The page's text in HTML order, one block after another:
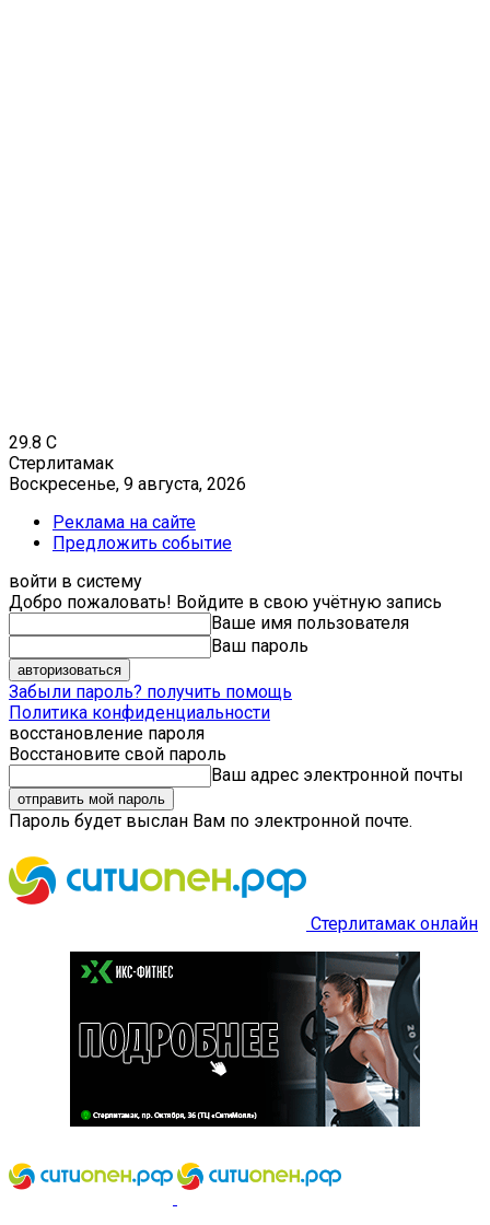
29.8 C
Стерлитамак
Воскресенье, 9 августа, 2026
Реклама на сайте
Предложить событие
войти в систему
Добро пожаловать! Войдите в свою учётную запись
Ваше имя пользователя
Ваш пароль
Забыли пароль? получить помощь
Политика конфиденциальности
восстановление пароля
Восстановите свой пароль
Ваш адрес электронной почты
Пароль будет выслан Вам по электронной почте.
Стерлитамак онлайн